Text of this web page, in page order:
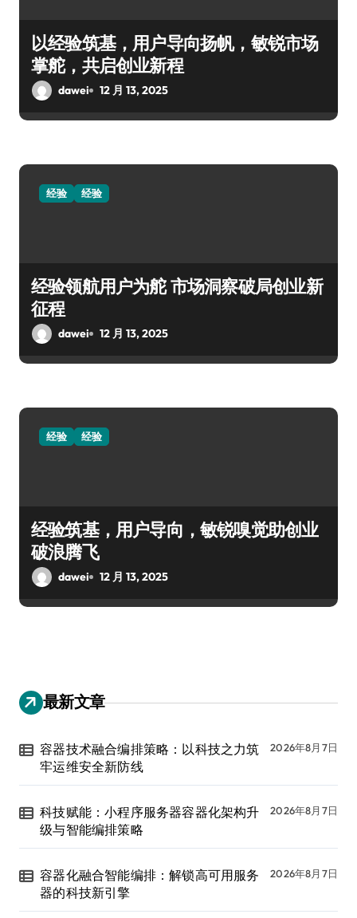
以经验筑基，用户导向扬帆，敏锐市场
掌舵，共启创业新程
dawei 12 月 13, 2025
经验 经验
经验领航用户为舵 市场洞察破局创业新
征程
dawei 12 月 13, 2025
经验 经验
经验筑基，用户导向，敏锐嗅觉助创业
破浪腾飞
dawei 12 月 13, 2025
最新文章
容器技术融合编排策略：以科技之力筑
牢运维安全新防线
2026年8月7日
科技赋能：小程序服务器容器化架构升
级与智能编排策略
2026年8月7日
容器化融合智能编排：解锁高可用服务
器的科技新引擎
2026年8月7日